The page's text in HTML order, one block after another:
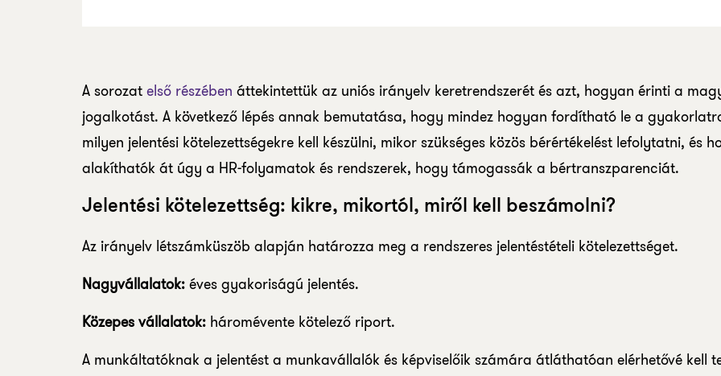
A sorozatelső részében áttekintettük az uniós irányelv keretrendszerét és azt, hogyan érinti a
jogalkotást. A következő lépés annak bemutatása, hogy mindez hogyan fordítható le a
milyen jelentési kötelezettségekre kell készülni, mikor szükséges közös bérértékelést lefolytatni, és
alakíthatók át úgy a HR-folyamatok és rendszerek, hogy támogassák a bértranszparenciát.
Jelentési kötelezettség: kikre, mikortól, miről kell beszámolni?
Az irányelv létszámküszöb alapján határozza meg a rendszeres jelentéstételi kötelezettséget.
Nagyvállalatok:éves gyakoriságú jelentés.
Közepes vállalatok: háromévente kötelező riport.
A munkáltatóknak a jelentést a munkavállalók és képviselőik számára átláthatóan elérhetővé kell